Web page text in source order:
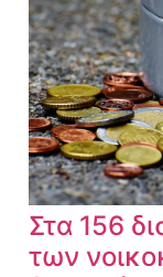
Στα 156
των